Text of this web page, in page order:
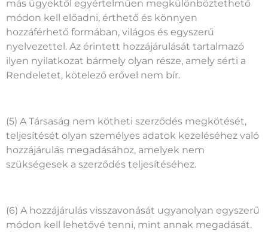
más ügyektől egyértelműen megkülönböztethető
módon kell előadni, érthető és könnyen
hozzáférhető formában, világos és egyszerű
nyelvezettel. Az érintett hozzájárulását tartalmazó
ilyen nyilatkozat bármely olyan része, amely sérti a
Rendeletet, kötelező erővel nem bír.
(5) A Társaság nem kötheti szerződés megkötését,
teljesítését olyan személyes adatok kezeléséhez való
hozzájárulás megadásához, amelyek nem
szükségesek a szerződés teljesítéséhez.
(6) A hozzájárulás visszavonását ugyanolyan egyszerű
módon kell lehetővé tenni, mint annak megadását.